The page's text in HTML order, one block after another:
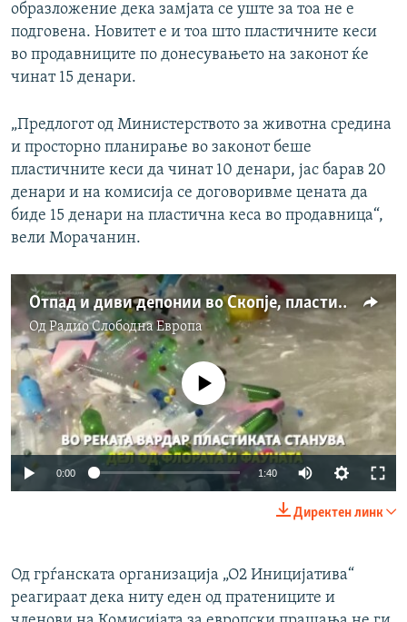
образложение дека замјата се уште за тоа не е
подговена. Новитет е и тоа што пластичните кеси
во продавниците по донесувањето на законот ќе
чинат 15 денари.
„Предлогот од Министерството за животна средина
и просторно планирање во законот беше
пластичните кеси да чинат 10 денари, јас барав 20
денари и на комисија се договоривме цената да
биде 15 денари на пластична кеса во продавница“,
вели Морачанин.
Отпад и диви депонии во Скопје, пластика во Вардар
ОдРадио Слободна Eвропа
720p 1080p
No media source currently available
0:00 1:40
720p
Директен линк
Од грѓанскатa организација „О2 Иницијатива“
реагираат дека ниту еден од пратениците и